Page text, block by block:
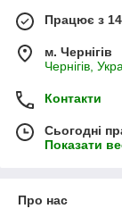
Працює з
м. Чернігів
Чернігів,
Контакти
Сьогодні
Показати
Про нас